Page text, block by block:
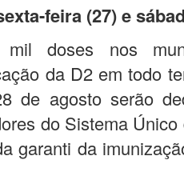
feira (27) e
doses nos
da D2 em todo
de agosto serão
do Sistema
garanti da